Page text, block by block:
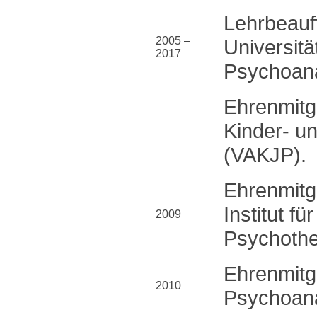
2005 –
2017
Kinder-
(VAKJP).
2009
Institut
2010